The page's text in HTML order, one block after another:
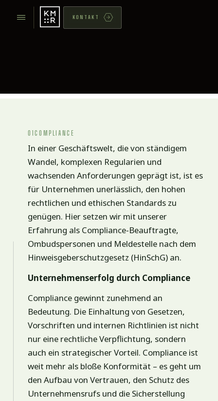
KONTAKT
01 COMPLIANCE
In einer Geschäftswelt, die von ständigem
Wandel, komplexen Regularien und
wachsenden Anforderungen geprägt ist, ist es
für Unternehmen unerlässlich, den hohen
rechtlichen und ethischen Standards zu
genügen. Hier setzen wir mit unserer
Erfahrung als Compliance-Beauftragte,
Ombudspersonen und Meldestelle nach dem
Hinweisgeberschutzgesetz (HinSchG) an.
Unternehmenserfolg durch Compliance
Compliance gewinnt zunehmend an
Bedeutung. Die Einhaltung von Gesetzen,
Vorschriften und internen Richtlinien ist nicht
nur eine rechtliche Verpflichtung, sondern
auch ein strategischer Vorteil. Compliance ist
weit mehr als bloße Konformität – es geht um
den Aufbau von Vertrauen, den Schutz des
Unternehmensrufs und die Sicherstellung